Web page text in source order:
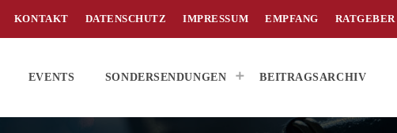
KONTAKT DATENSCHUTZ IMPRESSUM EMPFANG RATGEBER
EVENTS SONDERSENDUNGEN BEITRAGSARCHIV